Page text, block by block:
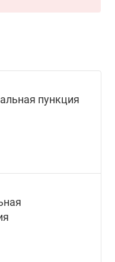
пункция